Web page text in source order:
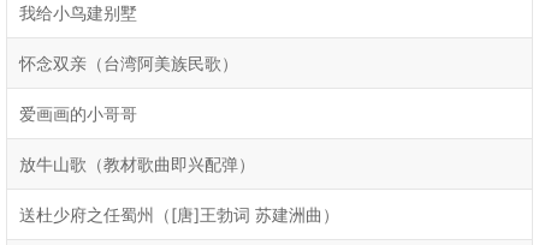
我给小鸟建别墅
怀念双亲（台湾阿美族民歌）
爱画画的小哥哥
放牛山歌（教材歌曲即兴配弹）
送杜少府之任蜀州（[唐]王勃词 苏建洲曲）